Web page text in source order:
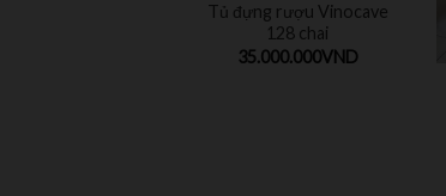
Tủ đựng rượu Vinocave
128 chai
35.000.000VND